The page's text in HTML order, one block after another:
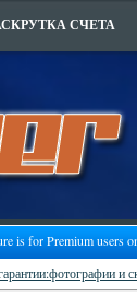
СЧЕТА
is for Premium users
и